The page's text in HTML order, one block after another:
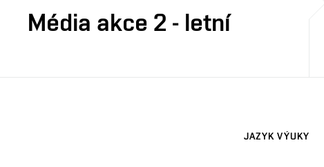
Média akce 2 - letní
JAZYK VÝUKY